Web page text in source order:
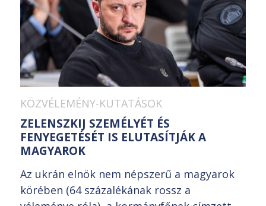
KÖZVÉLEMÉNY-KUTATÁSOK
ZELENSZKIJ SZEMÉLYÉT ÉS
FENYEGETÉSÉT IS ELUTASÍTJÁK A
MAGYAROK
Az ukrán elnök nem népszerű a magyarok
körében (64 százalékának rossz a